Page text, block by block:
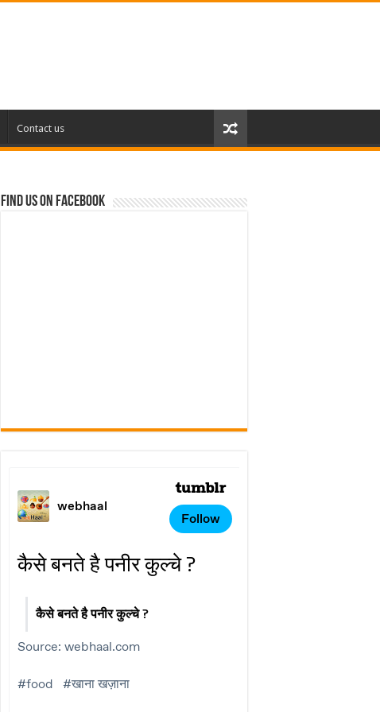
Contact us
Find us on Facebook